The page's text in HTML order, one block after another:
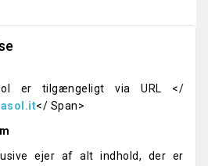
er tilgængeligt via URL </
</ Span>
ejer af alt indhold, der er